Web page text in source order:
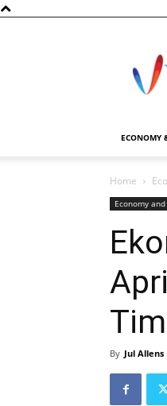
ECONOMY
Home
Economy
By Jul Allens